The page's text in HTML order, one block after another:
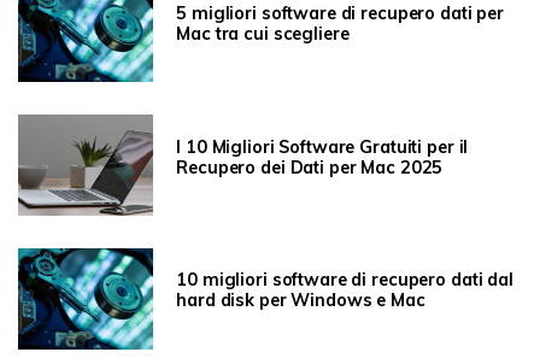
5 migliori software di recupero dati per
Mac tra cui scegliere
I 10 Migliori Software Gratuiti per il
Recupero dei Dati per Mac 2025
10 migliori software di recupero dati dal
hard disk per Windows e Mac